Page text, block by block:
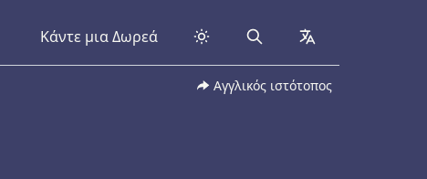
Κάντε μια Δωρεά Search collapsed
Αγγλικός ιστότοπος